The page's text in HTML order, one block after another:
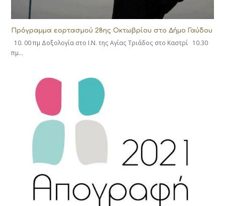
Πρόγραμμα εορτασμού 28ης Οκτωβρίου στο Δήμο Γαύδου
10. 00 πμ Δοξολογία στο Ι.Ν. της Αγίας Τριάδος στο Καστρί 10.30
πμ…